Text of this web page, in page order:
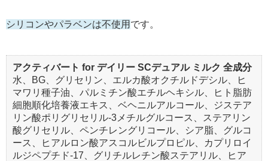
シリコンやパラベンは不使用 です。
アクティバート for デイリー SCデュアル ミルク 全成分
水、BG、グリセリン、エルカ酸オクチルドデシル、ヒ
マワリ種子油、パルミチン酸エチルヘキシル、ヒト脂肪
細胞順化培養液エキス、ベヘニルアルコール、ジステア
リン酸ポリグリセリル-3メチルグルコース、ステアリン
酸グリセリル、ペンチレングリコール、シア脂、グルコ
ース、ヒアルロン酸アスコルビルプロピル、カプリロイ
ルジペプチド-17、グリチルレチン酸ステアリル、ヒア